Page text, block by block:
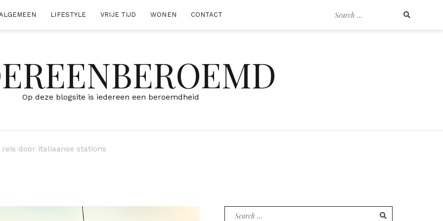
Search
LIFESTYLE VRIJE TIJD WONEN CONTACT
Op deze blogsite is iedereen een beroemdheid
door italiaanse stations
Search